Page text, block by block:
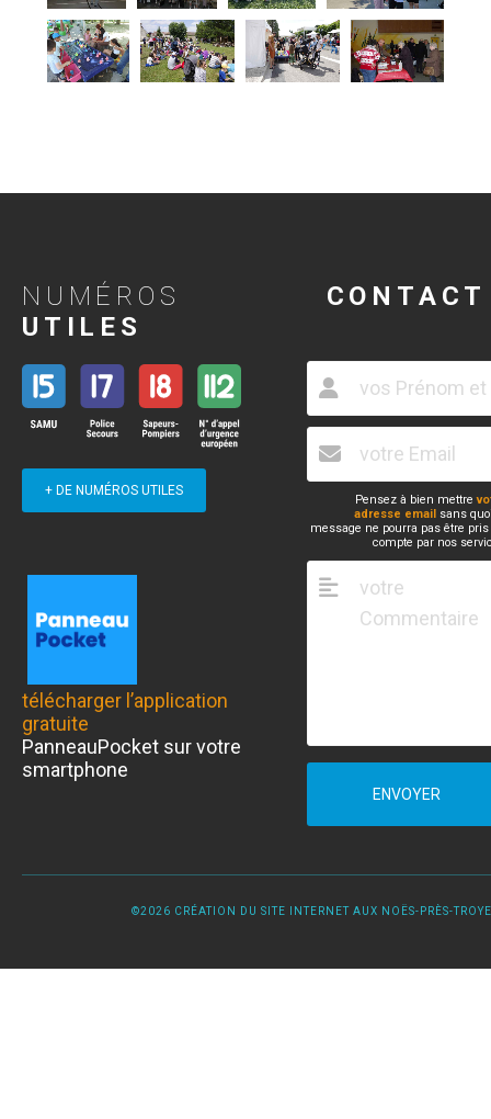
NUMÉROS
UTILES
+ DE NUMÉROS UTILES
télécharger l’application
gratuite
PanneauPocket sur votre
smartphone
CONTACT
Pensez à bien mettre
adresse email sans
message ne pourra pas être
compte par nos
ENVOYER
©2026 CRÉATION DU SITE INTERNET AUX NOËS-PRÈS-